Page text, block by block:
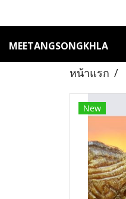
MEETANGSONGKHLA
หน้าแรก
New